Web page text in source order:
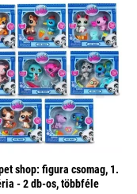
shop: figura csomag, 1.
- 2 db-os, többféle